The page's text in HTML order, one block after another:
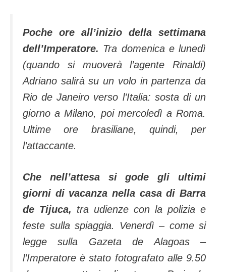
Poche ore all’inizio della settimana
dell’Imperatore. Tra domenica e lunedì
(quando si muoverà l’agente Rinaldi)
Adriano salirà su un volo in partenza da
Rio de Janeiro verso l’Italia: sosta di un
giorno a Milano, poi mercoledì a Roma.
Ultime ore brasiliane, quindi, per
l’attaccante.
Che nell’attesa si gode gli ultimi
giorni di vacanza nella casa di Barra
de Tijuca, tra udienze con la polizia e
feste sulla spiaggia. Venerdì – come si
legge sulla Gazeta de Alagoas –
l’Imperatore è stato fotografato alle 9.50